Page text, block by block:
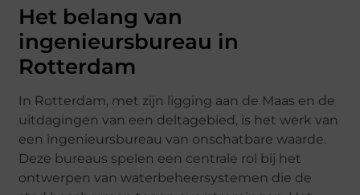
Het belang van
ingenieursbureau in
Rotterdam
In Rotterdam, met zijn ligging aan de Maas en de
uitdagingen van een deltagebied, is het werk van
een ingenieursbureau van onschatbare waarde.
Deze bureaus spelen een centrale rol bij het
ontwerpen van waterbeheersystemen die de